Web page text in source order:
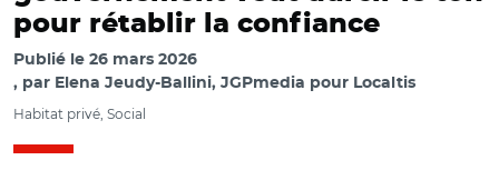
pour rétablir la confiance
Publié le 26 mars 2026
par Elena Jeudy-Ballini, JGPmedia pour Localtis
Habitat privé, Social